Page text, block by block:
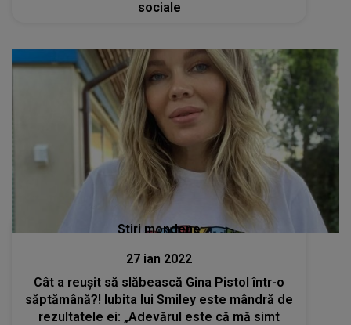
sociale
Stiri mondene
27 ian 2022
Cât a reușit să slăbească Gina Pistol într-o
săptămână?! Iubita lui Smiley este mândră de
rezultatele ei: „Adevărul este că mă simt